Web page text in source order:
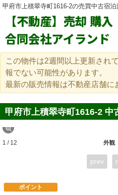
甲府市上積翠寺町1616-2の売買中古宿泊
【不動産】売却 購入
合同会社アイランド
この物件は2週間以上更新され
報でない可能性があります。
最新の販売情報は不動産店舗に
甲府市上積翠寺町1616-2 中
外観
1 / 12
prev
ポイント